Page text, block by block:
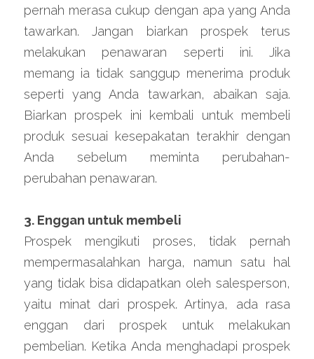
pernah merasa cukup dengan apa yang Anda
tawarkan. Jangan biarkan prospek terus
melakukan penawaran seperti ini. Jika
memang ia tidak sanggup menerima produk
seperti yang Anda tawarkan, abaikan saja.
Biarkan prospek ini kembali untuk membeli
produk sesuai kesepakatan terakhir dengan
Anda sebelum meminta perubahan-
perubahan penawaran.
3. Enggan untuk membeli
Prospek mengikuti proses, tidak pernah
mempermasalahkan harga, namun satu hal
yang tidak bisa didapatkan oleh salesperson,
yaitu minat dari prospek. Artinya, ada rasa
enggan dari prospek untuk melakukan
pembelian. Ketika Anda menghadapi prospek